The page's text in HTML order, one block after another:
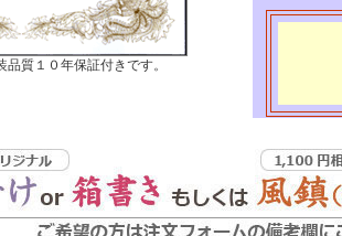
質１０年保証付きです。